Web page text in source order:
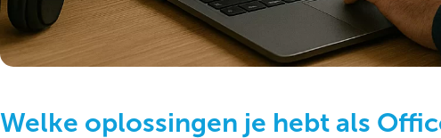
Welke oplossingen je hebt als